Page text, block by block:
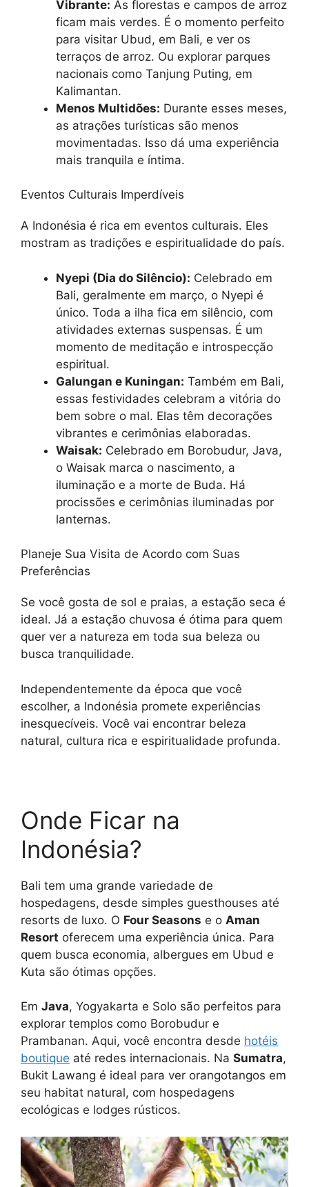
Vibrante: As florestas e campos de arroz
ficam mais verdes. É o momento perfeito
para visitar Ubud, em Bali, e ver os
terraços de arroz. Ou explorar parques
nacionais como Tanjung Puting, em
Kalimantan.
Menos Multidões: Durante esses meses,
as atrações turísticas são menos
movimentadas. Isso dá uma experiência
mais tranquila e íntima.
Eventos Culturais Imperdíveis
A Indonésia é rica em eventos culturais. Eles
mostram as tradições e espiritualidade do país.
Nyepi (Dia do Silêncio): Celebrado em
Bali, geralmente em março, o Nyepi é
único. Toda a ilha fica em silêncio, com
atividades externas suspensas. É um
momento de meditação e introspecção
espiritual.
Galungan e Kuningan: Também em Bali,
essas festividades celebram a vitória do
bem sobre o mal. Elas têm decorações
vibrantes e cerimônias elaboradas.
Waisak: Celebrado em Borobudur, Java,
o Waisak marca o nascimento, a
iluminação e a morte de Buda. Há
procissões e cerimônias iluminadas por
lanternas.
Planeje Sua Visita de Acordo com Suas
Preferências
Se você gosta de sol e praias, a estação seca é
ideal. Já a estação chuvosa é ótima para quem
quer ver a natureza em toda sua beleza ou
busca tranquilidade.
Independentemente da época que você
escolher, a Indonésia promete experiências
inesquecíveis. Você vai encontrar beleza
natural, cultura rica e espiritualidade profunda.
Onde Ficar na
Indonésia?
Bali tem uma grande variedade de
hospedagens, desde simples guesthouses até
resorts de luxo. O Four Seasons e o Aman
Resort oferecem uma experiência única. Para
quem busca economia, albergues em Ubud e
Kuta são ótimas opções.
Em Java, Yogyakarta e Solo são perfeitos para
explorar templos como Borobudur e
Prambanan. Aqui, você encontra desde hotéis
boutique até redes internacionais. Na Sumatra,
Bukit Lawang é ideal para ver orangotangos em
seu habitat natural, com hospedagens
ecológicas e lodges rústicos.